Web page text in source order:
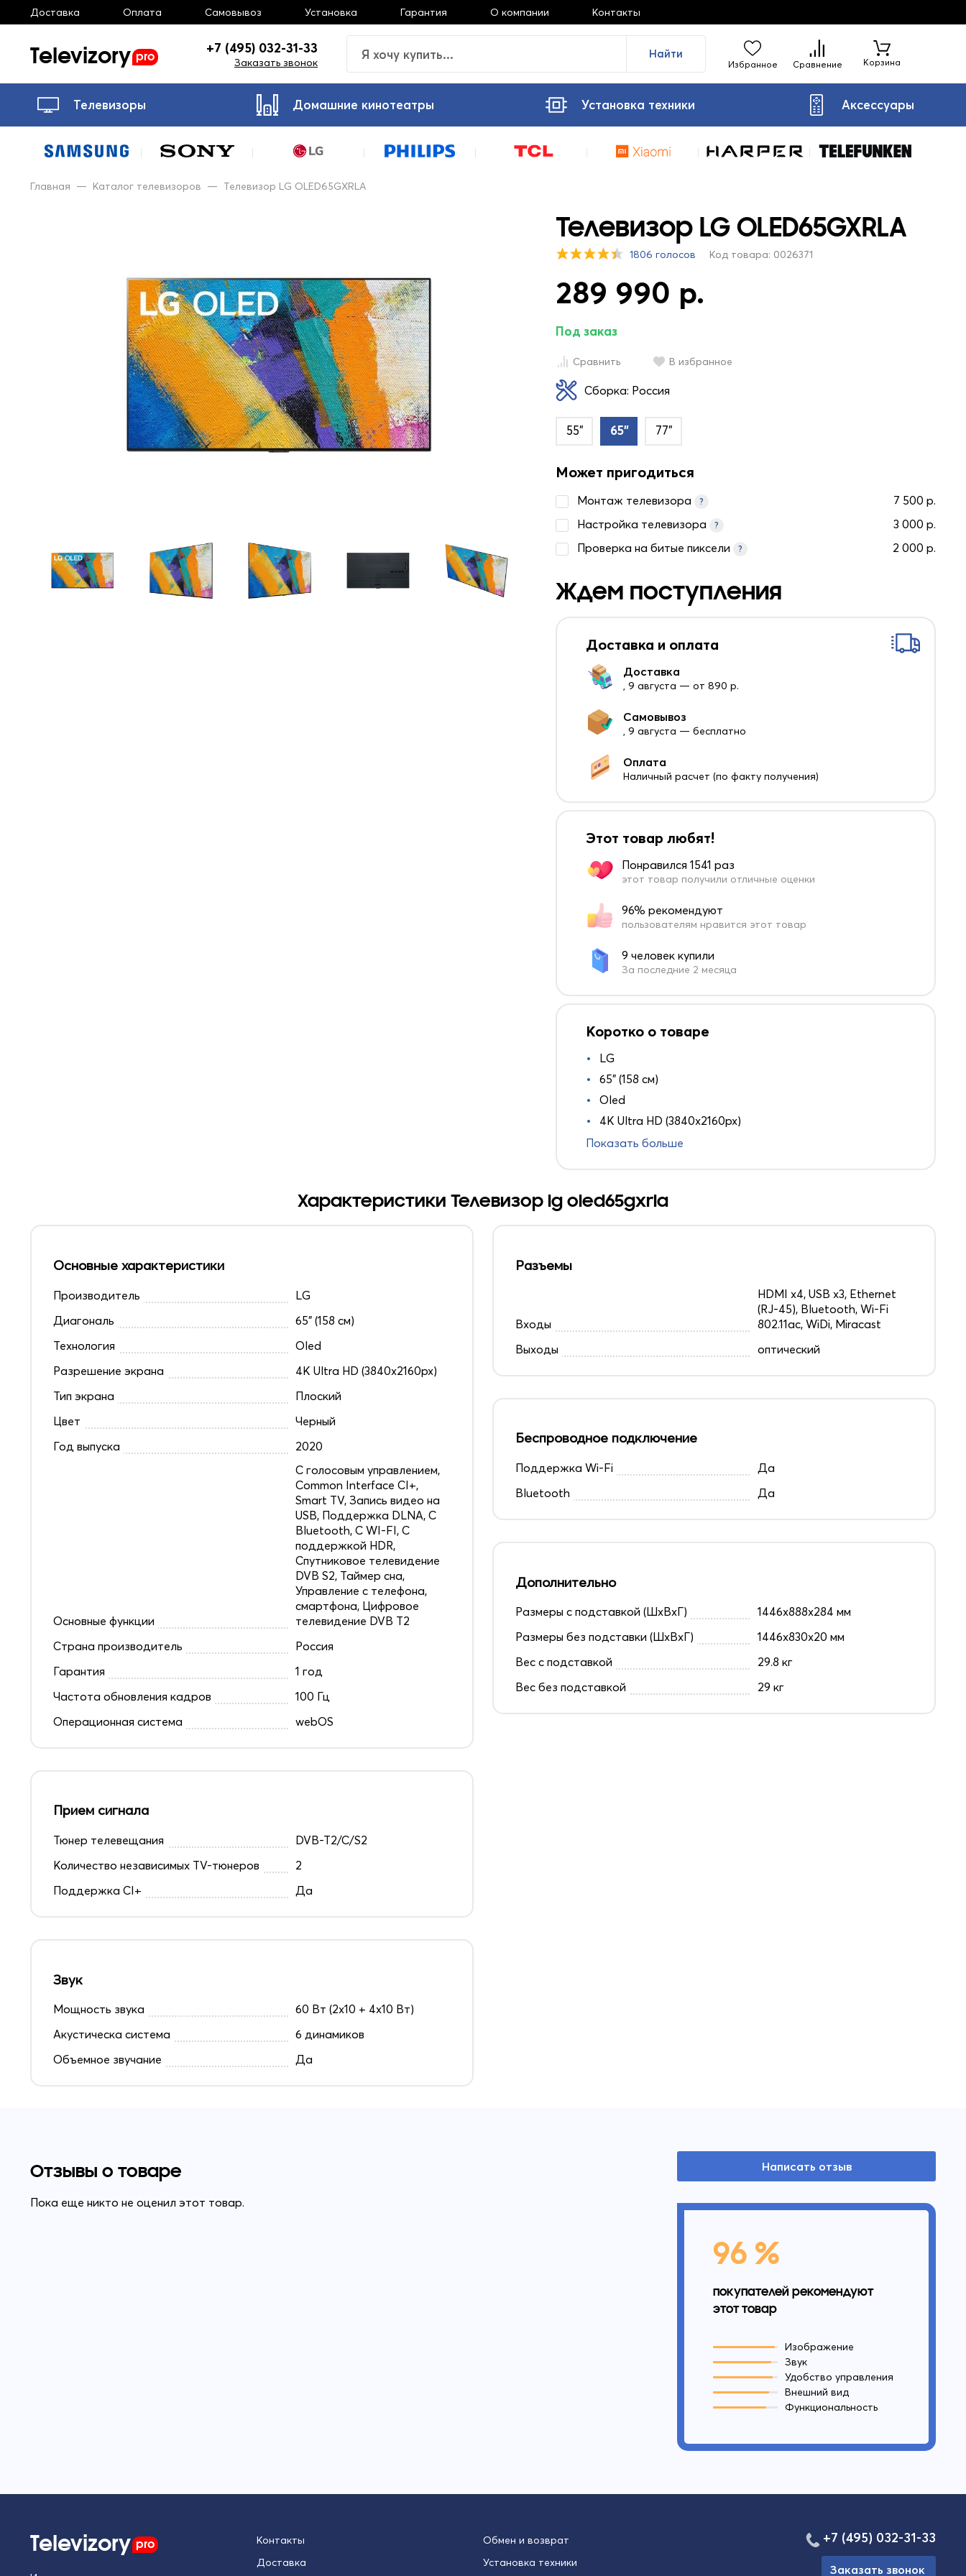
Доставка Оплата Самовывоз Установка Гарантия О компании Контакты
Televizory pro +7 (495) 032-31-33
Заказать звонок
Найти
Избранное Сравнение Корзина
Телевизоры Домашние кинотеатры Установка техники Аксессуары
Главная — Каталог телевизоров — Телевизор LG OLED65GXRLA
Телевизор LG OLED65GXRLA
1806 голосов Код товара: 0026371
289 990 р.
Под заказ
Сравнить В избранное
Сборка: Россия
55" 65" 77"
Может пригодиться
Монтаж телевизора ?
7 500 р.
Настройка телевизора
?
3 000 р.
Проверка на битые пиксели
? 2 000 р.
Ждем поступления
Доставка и оплата
Доставка
, 9 августа — от 890 р.
Самовывоз
, 9 августа — бесплатно
Оплата
Наличный расчет (по факту получения)
Этот товар любят!
Понравился 1541 раз
этот товар получили отличные оценки
96% рекомендуют
пользователям нравится этот товар
9 человек купили
За последние 2 месяца
Коротко о товаре
LG
65" (158 см)
Oled
4K Ultra HD (3840x2160px)
Показать больше
Характеристики Телевизор lg oled65gxrla
Основные характеристики
Производитель
LG
Диагональ
65" (158 см)
Технология
Oled
Разрешение экрана
4K Ultra HD (3840x2160px)
Тип экрана
Плоский
Цвет
Черный
Год выпуска
2020
Основные функции
C голосовым управлением,
Common Interface CI+,
Smart TV, Запись видео на
USB, Поддержка DLNA, С
Bluetooth, С WI-FI, С
поддержкой HDR,
Спутниковое телевидение
DVB S2, Таймер сна,
Управление с телефона,
смартфона, Цифровое
телевидение DVB T2
Страна производитель
Россия
Гарантия
1 год
Частота обновления кадров
100 Гц
Операционная система
webOS
Прием сигнала
Тюнер телевещания
DVB-T2/C/S2
Количество независимых TV-тюнеров
2
Поддержка CI+
Да
Звук
Мощность звука
60 Вт (2х10 + 4х10 Вт)
Акустическа система
6 динамиков
Объемное звучание
Да
Разъемы
Входы
HDMI x4, USB x3, Ethernet
(RJ-45), Bluetooth, Wi-Fi
802.11ac, WiDi, Miracast
Выходы
оптический
Беспроводное подключение
Поддержка Wi-Fi
Да
Bluetooth
Да
Дополнительно
Размеры с подставкой (ШxВxГ)
1446x888x284 мм
Размеры без подставки (ШxВxГ)
1446x830x20 мм
Вес с подставкой
29.8 кг
Вес без подставкой
29 кг
Отзывы о товаре
Пока еще никто не оценил этот товар.
Написать отзыв
96 %
покупателей рекомендуют
этот товар
Изображение
Звук
Удобство управления
Внешний вид
Функциональность
Televizory pro
Контакты
Доставка
Обмен и возврат
Установка техники
+7 (495) 032-31-33
Заказать звонок